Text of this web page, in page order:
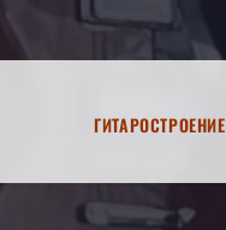
Гитаростроение